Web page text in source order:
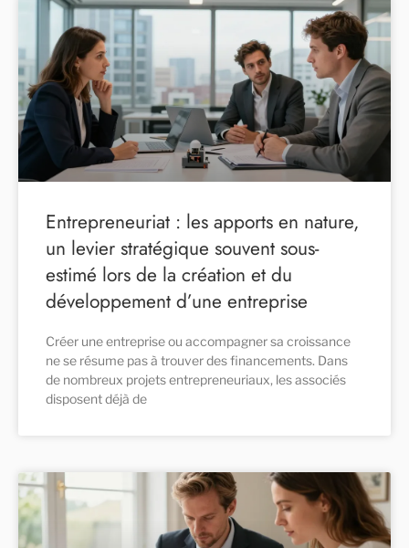
Entrepreneuriat : les apports en nature,
un levier stratégique souvent sous-
estimé lors de la création et du
développement d’une entreprise
Créer une entreprise ou accompagner sa croissance
ne se résume pas à trouver des financements. Dans
de nombreux projets entrepreneuriaux, les associés
disposent déjà de